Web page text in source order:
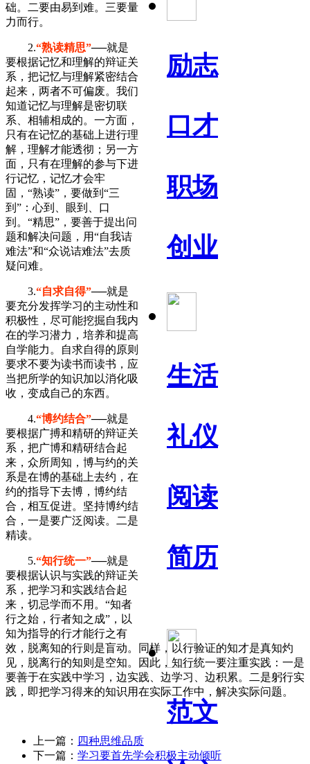
励志
口才
职场
创业
生活
礼仪
阅读
简历
范文
础。二要由易到难。三要量
力而行。
2.“熟读精思”──就是
要根据记忆和理解的辩证关
系，把记忆与理解紧密结合
起来，两者不可偏废。我们
知道记忆与理解是密切联
系、相辅相成的。一方面，
只有在记忆的基础上进行理
解，理解才能透彻；另一方
面，只有在理解的参与下进
行记忆，记忆才会牢
固，“熟读”，要做到“三
到”：心到、眼到、口
到。“精思”，要善于提出问
题和解决问题，用“自我诘
难法”和“众说诘难法”去质
疑问难。
3.“自求自得”──就是
要充分发挥学习的主动性和
积极性，尽可能挖掘自我内
在的学习潜力，培养和提高
自学能力。自求自得的原则
要求不要为读书而读书，应
当把所学的知识加以消化吸
收，变成自己的东西。
4.“博约结合”──就是
要根据广搏和精研的辩证关
系，把广博和精研结合起
来，众所周知，博与约的关
系是在博的基础上去约，在
约的指导下去博，博约结
合，相互促进。坚持博约结
合，一是要广泛阅读。二是
精读。
5.“知行统一”──就是
要根据认识与实践的辩证关
系，把学习和实践结合起
来，切忌学而不用。“知者
行之始，行者知之成”，以
知为指导的行才能行之有
效，脱离知的行则是盲动。同样，以行验证的知才是真知灼
见，脱离行的知则是空知。因此，知行统一要注重实践：一是
要善于在实践中学习，边实践、边学习、边积累。二是躬行实
践，即把学习得来的知识用在实际工作中，解决实际问题。
上一篇： 四种思维品质
下一篇： 学习要首先学会积极主动倾听